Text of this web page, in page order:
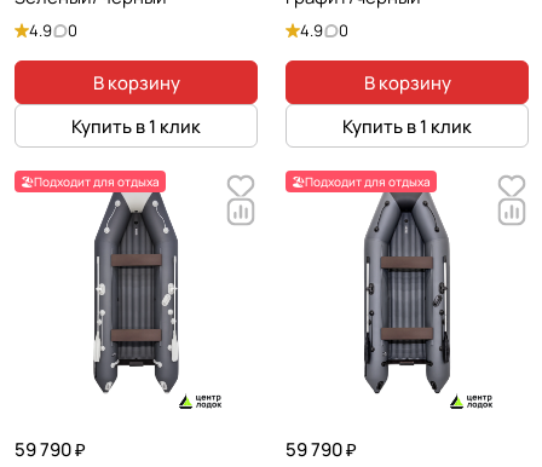
4.9 0
В корзину
Купить в 1 клик
4.9 0
В корзину
Купить в 1 клик
🏖️Подходит для отдыха
59 790 ₽
🏖️Подходит для отдыха
59 790 ₽